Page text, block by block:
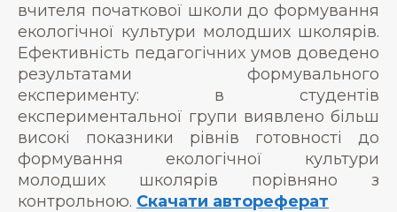
вчителя початкової школи до формування
екологічної культури молодших школярів.
Ефективність педагогічних умов доведено
результатами формувального
експерименту: в студентів
експериментальної групи виявлено більш
високі показники рівнів готовності до
формування екологічної культури
молодших школярів порівняно з
контрольною. Скачати автореферат